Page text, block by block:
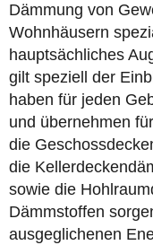
Dämmung von
Wohnhäusern
hauptsächliches
gilt speziell der
haben für jeden
und übernehmen
die
die
sowie die
Dämmstoffen
ausgeglichenen